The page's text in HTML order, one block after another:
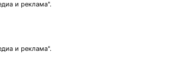
и реклама".
и реклама".